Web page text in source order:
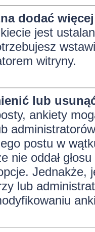
dodać
jest
witryny.
lub
ankiety
postu w
nie oddał
Jednakże,
lub